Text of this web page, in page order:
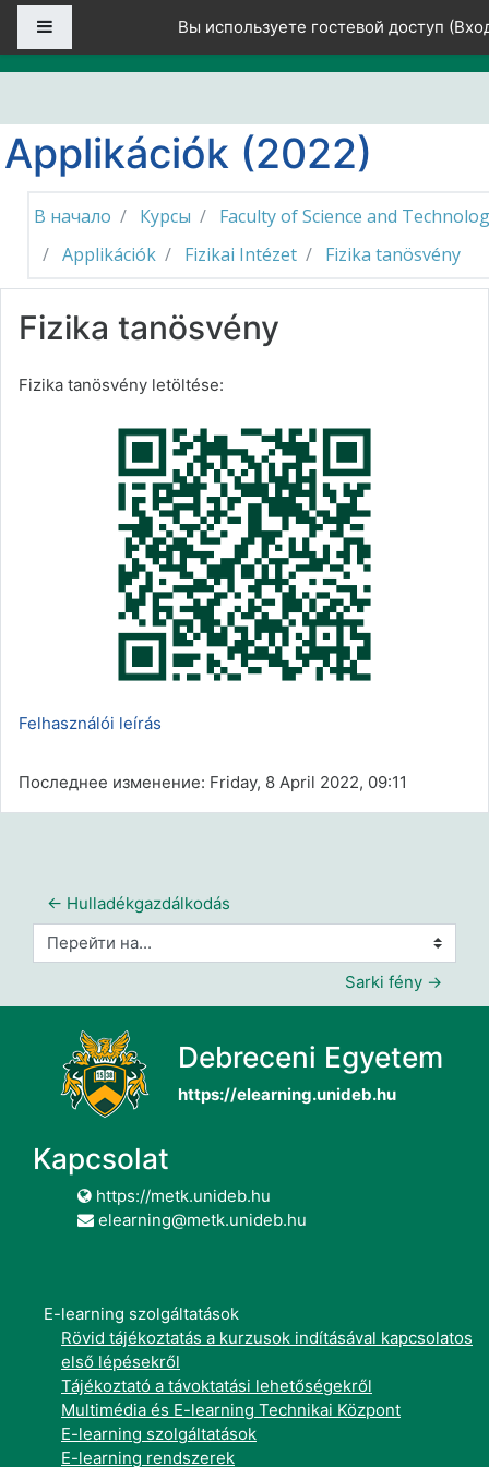
Перейти к основному содержанию
Вы используете гостевой доступ (
Applikációk (2022)
В начало Курсы
Faculty of Science and
Applikációk
Fizikai Intézet Fizika tanösvény
Fizika tanösvény
Fizika tanösvény letöltése:
Felhasználói leírás
Последнее изменение: Friday, 8 April 2022, 09:11
← Hulladékgazdálkodás
Перейти на...
Sarki fény →
Debreceni Egyetem
https://elearning.unideb.hu
Kapcsolat
https://metk.unideb.hu
elearning@metk.unideb.hu
E-learning szolgáltatások
Rövid tájékoztatás a kurzusok indításával kapcsolatos
első lépésekről
Tájékoztató a távoktatási lehetőségekről
Multimédia és E-learning Technikai Központ
E-learning szolgáltatások
E-learning rendszerek